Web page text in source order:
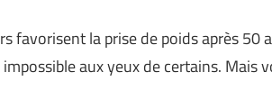
favorisent la prise de poids après 50
aux yeux de certains. Mais